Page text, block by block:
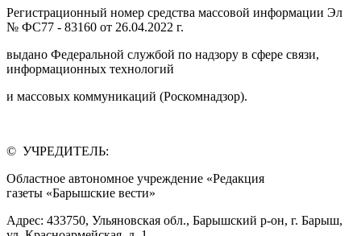
Регистрационный номер средства массовой информации Эл
№ ФС77 - 83160 от 26.04.2022 г.
выдано Федеральной службой по надзору в сфере связи,
информационных технологий
и массовых коммуникаций (Роскомнадзор).
© УЧРЕДИТЕЛЬ:
Областное автономное учреждение «Редакция
газеты «Барышские вести»
Адрес: 433750, Ульяновская обл., Барышский р-он, г. Барыш,